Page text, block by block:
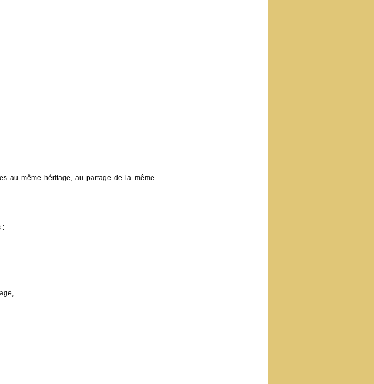
au même héritage, au partage de la même
: